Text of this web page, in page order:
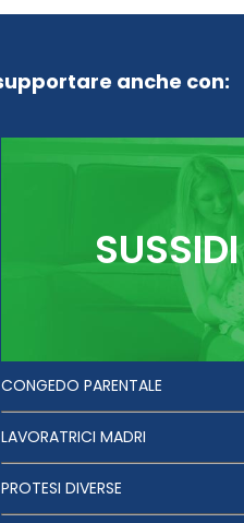
anche con:
CONGEDO PARENTALE
LAVORATRICI MADRI
PROTESI DIVERSE